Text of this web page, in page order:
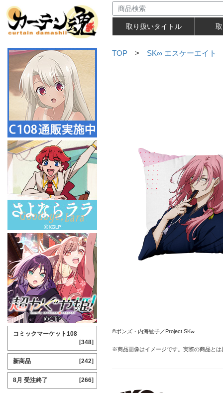
取り扱いタイトル
TOP > SK∞ エスケーエイト
©ボンズ・内海紘子／Project SK∞
※商品画像はイメージです。実際の商品と
コミックマーケット108
[348]
新商品 [242]
8月 受注終了 [266]